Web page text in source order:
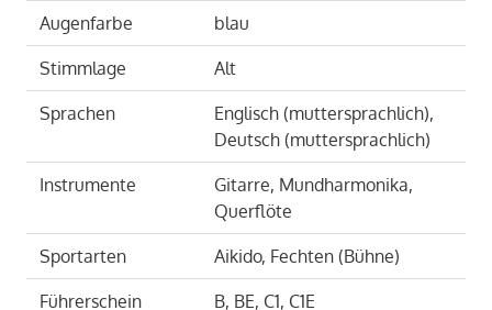
Augenfarbe blau
Stimmlage Alt
Sprachen
Englisch (muttersprachlich),
Deutsch (muttersprachlich)
Instrumente
Gitarre, Mundharmonika,
Querflöte
Sportarten Aikido, Fechten (Bühne)
Führerschein B, BE, C1, C1E